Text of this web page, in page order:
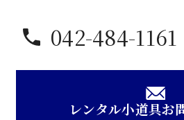
042-484-1161
レンタル小道具お